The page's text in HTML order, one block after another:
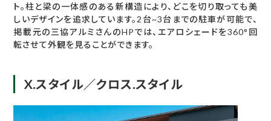
ト。柱と梁の一体感のある新構造により、どこを切り取っても美
しいデザインを追求しています。2台~3台までの駐車が可能で、
掲載元の三協アルミさんのHPでは、エアロシェードを360°回
転させて外観を見ることができます。
X.スタイル／クロス.スタイル